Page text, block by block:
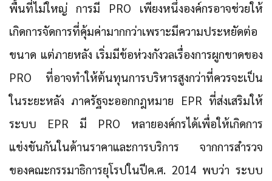
พื้นที่ไม่ใหญ่ การมี PRO เพียงหนึ่งองค์กรอาจช่วยให้
เกิดการจัดการที่คุ้มค่ามากกว่าเพราะมีความประหยัดต่อ
ขนาด แต่ภายหลัง เริ่มมีข้อห่วงกังวลเรื่องการผูกขาดของ
PRO ที่อาจทำให้ต้นทุนการบริหารสูงกว่าที่ควรจะเป็น
ในระยะหลัง ภาครัฐจะออกกฎหมาย EPR ที่ส่งเสริมให้
ระบบ EPR มี PRO หลายองค์กรได้เพื่อให้เกิดการ
แข่งขันกันในด้านราคาและการบริการ จากการสำรวจ
ของคณะกรรมาธิการยุโรปในปีค.ศ. 2014 พบว่า ระบบ